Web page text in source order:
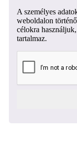
A személyes
weboldalon
célokra
tartalmaz.